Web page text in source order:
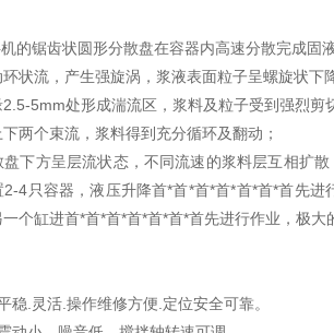
的锯齿状圆形分散盘在容器内高速分散完成固
状流，产生强旋涡，浆液表面粒子呈螺旋状下
5mm处形成湍流区，浆料及粒子受到强烈剪
两个束流，浆料得到充分循环及翻动；
下方呈层流状态，不同流速的浆料层互相扩
4只容器，液压升降首*首*首*首*首*首*首先
个缸进首*首*首*首*首*首*首先进行作业，极大
稳.灵活.操作维修方便.定位安全可靠。